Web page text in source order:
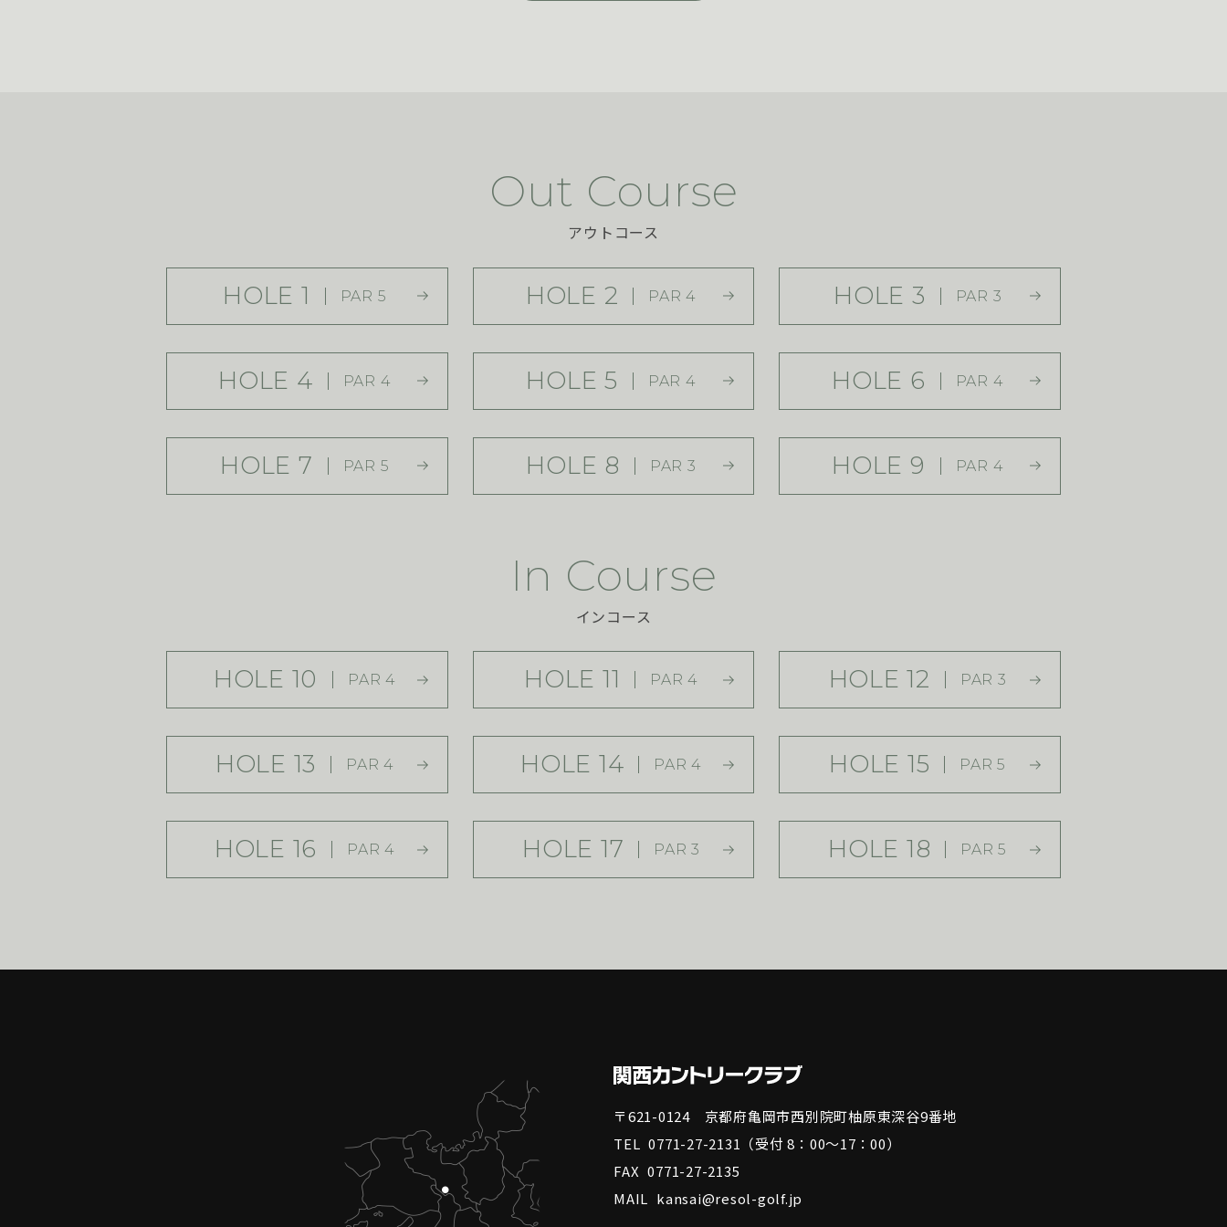
Out Course
アウトコース
HOLE 1 PAR 5 HOLE 2 PAR 4 HOLE 3 PAR 3
HOLE 4 PAR 4 HOLE 5 PAR 4 HOLE 6 PAR 4
HOLE 7 PAR 5 HOLE 8 PAR 3 HOLE 9 PAR 4
In Course
インコース
HOLE 10 PAR 4 HOLE 11 PAR 4 HOLE 12 PAR 3
HOLE 13 PAR 4 HOLE 14 PAR 4 HOLE 15 PAR 5
HOLE 16 PAR 4 HOLE 17 PAR 3 HOLE 18 PAR 5
〒621-0124 京都府亀岡市西別院町柚原東深谷9番地
TEL 0771-27-2131 （受付 8：00～17：00）
FAX 0771-27-2135
MAIL kansai@resol-golf.jp